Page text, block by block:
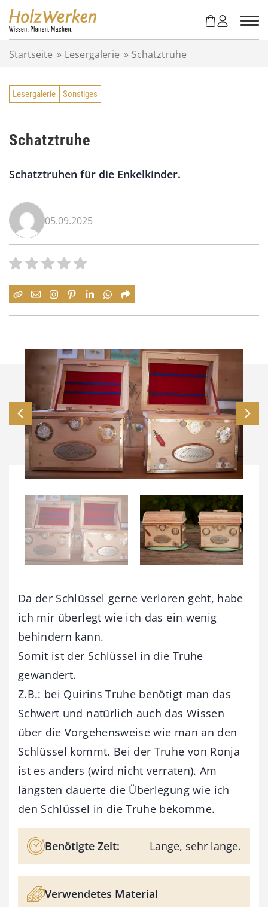
Startseite » Lesergalerie » Schatztruhe
Lesergalerie Sonstiges
Schatztruhe
Schatztruhen für die Enkelkinder.
05.09.2025
Da der Schlüssel gerne verloren geht, habe
ich mir überlegt wie ich das ein wenig
behindern kann.
Somit ist der Schlüssel in die Truhe
gewandert.
Z.B.: bei Quirins Truhe benötigt man das
Schwert und natürlich auch das Wissen
über die Vorgehensweise wie man an den
Schlüssel kommt. Bei der Truhe von Ronja
ist es anders (wird nicht verraten). Am
längsten dauerte die Überlegung wie ich
den Schlüssel in die Truhe bekomme.
Benötigte Zeit: Lange, sehr lange.
Verwendetes Material